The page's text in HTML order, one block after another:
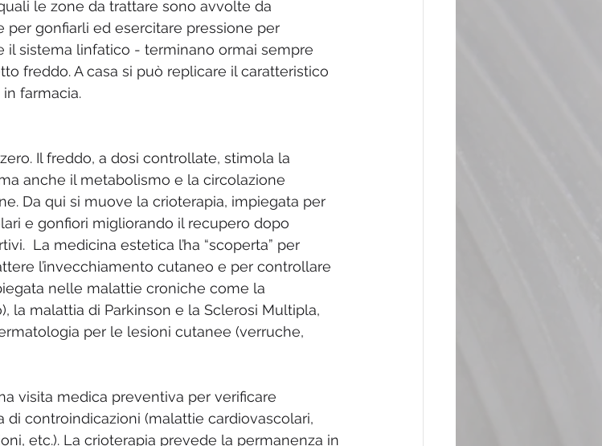
le zone da trattare sono avvolte da
gonfiarli ed esercitare pressione per
il sistema linfatico - terminano ormai sempre
freddo. A casa si può replicare il caratteristico
farmacia.
Il freddo, a dosi controllate, stimola la
anche il metabolismo e la circolazione
Da qui si muove la crioterapia, impiegata per
e gonfiori migliorando il recupero dopo
La medicina estetica l’ha “scoperta” per
l’invecchiamento cutaneo e per controllare
nelle malattie croniche come la
la malattia di Parkinson e la Sclerosi Multipla,
per le lesioni cutanee (verruche,
visita medica preventiva per verificare
di controindicazioni (malattie cardiovascolari,
etc.). La crioterapia prevede la permanenza in